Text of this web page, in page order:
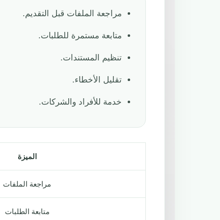
مراجعة الملفات قبل التقديم.
متابعة مستمرة للطلبات.
تنظيم المستندات.
تقليل الأخطاء.
خدمة للأفراد والشركات.
الميزة
مراجعة الملفات
متابعة الطلبات